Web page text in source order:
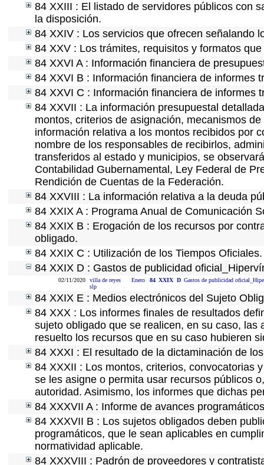
84 XXIII : El listado de servidores públicos con
la disposición.
84 XXIV : Los servicios que ofrecen señalando
84 XXV : Los trámites, requisitos y formatos
84 XXVI A : Información financiera de
84 XXVI B : Información financiera de informes
84 XXVI C : Información financiera de informes
84 XXVII : La información presupuestal
montos, criterios de asignación, mecanismos
información relativa a los montos recibidos por
nombre de los responsables de recibirlos,
transferidos al estado y municipios, se
Contabilidad Gubernamental, Ley Federal de
Rendición de Cuentas de la Federación.
84 XXVIII : La información relativa a la deuda
84 XXIX A : Programa Anual de Comunicación
84 XXIX B : Erogación de los recursos por
obligado.
84 XXIX C : Utilización de los Tiempos Oficiales.
84 XXIX D : Gastos de publicidad
02/11/2020
villa de reyes
slp
Enero 84 XXIX D Gastos de publicidad
84 XXIX E : Medios electrónicos del Sujeto
84 XXX : Los informes finales de resultados
sujeto obligado que se realicen, en su caso,
resuelto los recursos que en su caso hubieren
84 XXXI : El resultado de la dictaminación de
84 XXXII : Los montos, criterios, convocatorias
se les asigne o permita usar recursos públicos
autoridad. Asimismo, los informes que dichas
84 XXXVII A : Informe de avances
84 XXXVII B : Los sujetos obligados deben
programáticos, que le sean aplicables en
normatividad aplicable.
84 XXXVIII : Padrón de proveedores y